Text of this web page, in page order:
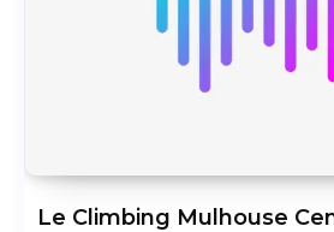
Le Climbing Mulhouse